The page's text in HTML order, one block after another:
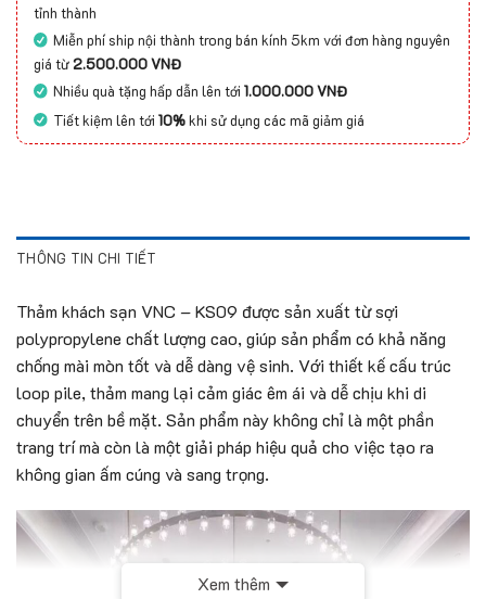
tỉnh thành
Miễn phí ship nội thành trong bán kính 5km với đơn hàng nguyên
giá từ2.500.000 VNĐ
Nhiều quà tặng hấp dẫn lên tới1.000.000 VNĐ
Tiết kiệm lên tới10%khi sử dụng các mã giảm giá
THÔNG TIN CHI TIẾT
Thảm khách sạn VNC – KS09 được sản xuất từ sợi
polypropylene chất lượng cao, giúp sản phẩm có khả năng
chống mài mòn tốt và dễ dàng vệ sinh. Với thiết kế cấu trúc
loop pile, thảm mang lại cảm giác êm ái và dễ chịu khi di
chuyển trên bề mặt. Sản phẩm này không chỉ là một phần
trang trí mà còn là một giải pháp hiệu quả cho việc tạo ra
không gian ấm cúng và sang trọng.
Xem thêm